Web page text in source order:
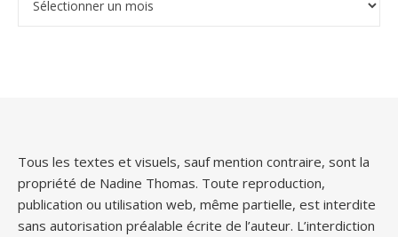
Tous les textes et visuels, sauf mention contraire, sont la
propriété de Nadine Thomas. Toute reproduction,
publication ou utilisation web, même partielle, est interdite
sans autorisation préalable écrite de l’auteur. L’interdiction